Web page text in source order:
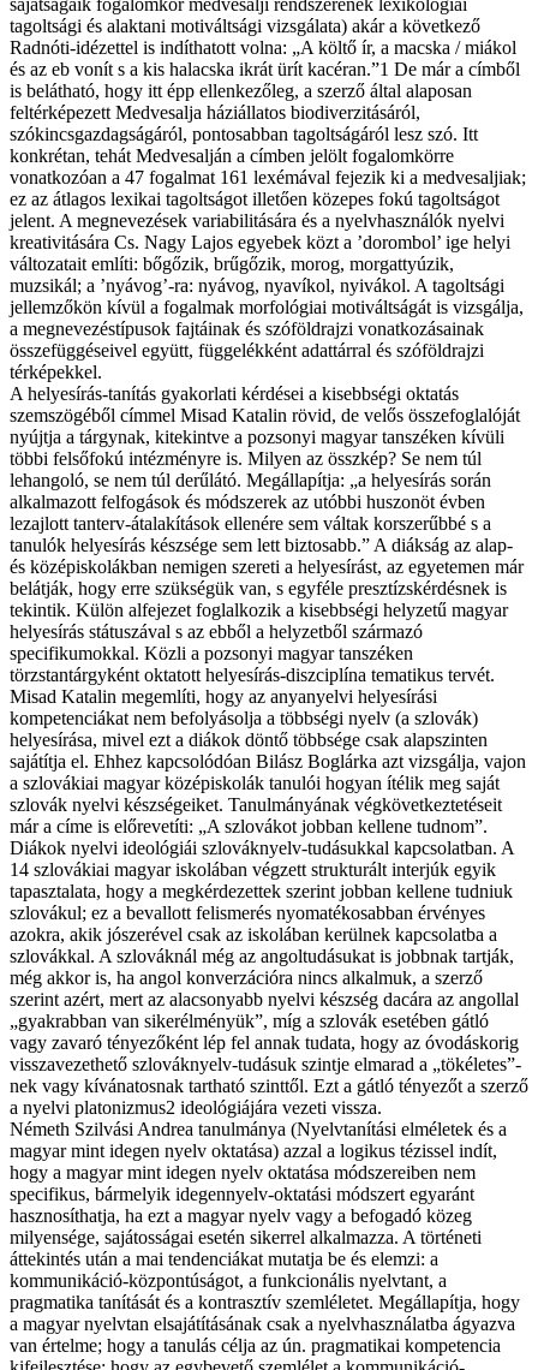
tagoltsági és alaktani motiváltsági vizsgálata) akár a következő
Radnóti-idézettel is indíthatott volna: „A költő ír, a macska / miákol
és az eb vonít s a kis halacska ikrát ürít kacéran.”1 De már a címből
is belátható, hogy itt épp ellenkezőleg, a szerző által alaposan
feltérképezett Medvesalja háziállatos biodiverzitásáról,
szókincsgazdagságáról, pontosabban tagoltságáról lesz szó. Itt
konkrétan, tehát Medvesalján a címben jelölt fogalomkörre
vonatkozóan a 47 fogalmat 161 lexémával fejezik ki a medvesaljiak;
ez az átlagos lexikai tagoltságot illetően közepes fokú tagoltságot
jelent. A megnevezések variabilitására és a nyelvhasználók nyelvi
kreativitására Cs. Nagy Lajos egyebek közt a ’dorombol’ ige helyi
változatait említi: bőgőzik, brűgőzik, morog, morgattyúzik,
muzsikál; a ’nyávog’-ra: nyávog, nyavíkol, nyivákol. A tagoltsági
jellemzőkön kívül a fogalmak morfológiai motiváltságát is vizsgálja,
a megnevezéstípusok fajtáinak és szóföldrajzi vonatkozásainak
összefüggéseivel együtt, függelékként adattárral és szóföldrajzi
térképekkel.
A helyesírás-tanítás gyakorlati kérdései a kisebbségi oktatás
szemszögéből címmel Misad Katalin rövid, de velős összefoglalóját
nyújtja a tárgynak, kitekintve a pozsonyi magyar tanszéken kívüli
többi felsőfokú intézményre is. Milyen az összkép? Se nem túl
lehangoló, se nem túl derűlátó. Megállapítja: „a helyesírás során
alkalmazott felfogások és módszerek az utóbbi huszonöt évben
lezajlott tanterv-átalakítások ellenére sem váltak korszerűbbé s a
tanulók helyesírás készsége sem lett biztosabb.” A diákság az alap-
és középiskolákban nemigen szereti a helyesírást, az egyetemen már
belátják, hogy erre szükségük van, s egyféle presztízskérdésnek is
tekintik. Külön alfejezet foglalkozik a kisebbségi helyzetű magyar
helyesírás státuszával s az ebből a helyzetből származó
specifikumokkal. Közli a pozsonyi magyar tanszéken
törzstantárgyként oktatott helyesírás-diszciplína tematikus tervét.
Misad Katalin megemlíti, hogy az anyanyelvi helyesírási
kompetenciákat nem befolyásolja a többségi nyelv (a szlovák)
helyesírása, mivel ezt a diákok döntő többsége csak alapszinten
sajátítja el. Ehhez kapcsolódóan Bilász Bog­lárka azt vizsgálja, vajon
a szlovákiai magyar középiskolák tanulói hogyan ítélik meg saját
szlovák nyelvi készségeiket. Tanulmá­nyának végkövetkeztetéseit
már a címe is előrevetíti: „A szlovákot jobban kellene tudnom”.
Diákok nyelvi ideológiái szlováknyelv-tudásukkal kapcsolatban. A
14 szlovákiai magyar iskolában végzett strukturált interjúk egyik
tapasztalata, hogy a megkérdezettek szerint jobban kellene tudniuk
szlovákul; ez a bevallott felismerés nyomatékosabban érvényes
azokra, akik jószerével csak az iskolában kerülnek kapcsolatba a
szlovákkal. A szlováknál még az angoltudásukat is jobbnak tartják,
még akkor is, ha angol konverzációra nincs alkalmuk, a szerző
szerint azért, mert az alacsonyabb nyelvi készség dacára az angollal
„gyakrabban van sikerélményük”, míg a szlovák esetében gátló
vagy zavaró tényezőként lép fel annak tudata, hogy az óvodáskorig
visszavezethető szlováknyelv-tudásuk szintje elmarad a „tökéletes”-
nek vagy kívánatosnak tartható szinttől. Ezt a gátló tényezőt a szerző
a nyelvi platonizmus2 ideológiájára vezeti vissza.
Németh Szilvási Andrea tanulmánya (Nyelvtanítási elméletek és a
magyar mint idegen nyelv oktatása) azzal a logikus tézissel indít,
hogy a magyar mint idegen nyelv oktatása módszereiben nem
specifikus, bármelyik idegennyelv-oktatási módszert egyaránt
hasznosíthatja, ha ezt a magyar nyelv vagy a befogadó közeg
milyensége, sajátosságai esetén sikerrel alkalmazza. A történeti
áttekintés után a mai tendenciákat mutatja be és elemzi: a
kommunikáció-központúságot, a funkcionális nyelvtant, a
pragmatika tanítását és a kontrasztív szemléletet. Megállapítja, hogy
a magyar nyelvtan elsajátításának csak a nyelvhasználatba ágyazva
van értelme; hogy a tanulás célja az ún. pragmatikai kompetencia